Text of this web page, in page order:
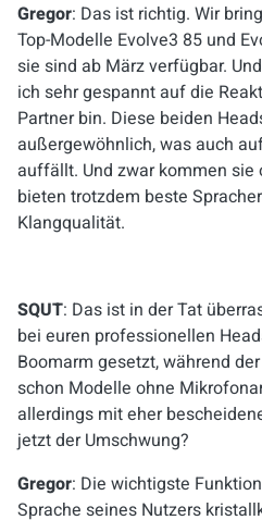
Gregor: Das ist richtig. Wir
Top-Modelle Evolve3 85 und
sie sind ab März verfügbar.
ich sehr gespannt auf die
Partner bin. Diese beiden
außergewöhnlich, was auch
auffällt. Und zwar kommen
bieten trotzdem beste
Klangqualität.
SQUT: Das ist in der Tat
bei euren professionellen
Boomarm gesetzt, während
schon Modelle ohne
allerdings mit eher
jetzt der Umschwung?
Gregor: Die wichtigste
Sprache seines Nutzers